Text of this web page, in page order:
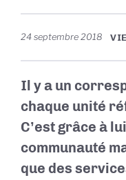
24 septembre 2018
Il y a un
chaque unité
C’est grâce à
communauté
que des